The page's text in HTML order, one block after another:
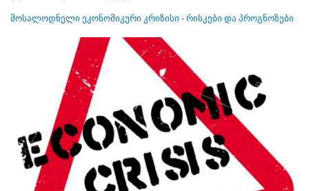
მოსალოდნელი ეკონომიკური კრიზისი - რისკები და პროგნოზები